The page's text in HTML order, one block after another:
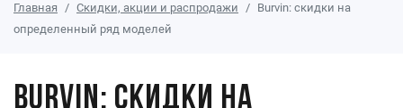
Главная Скидки, акции и распродажи
Burvin: скидки на
определенный ряд моделей
Burvin: скидки на